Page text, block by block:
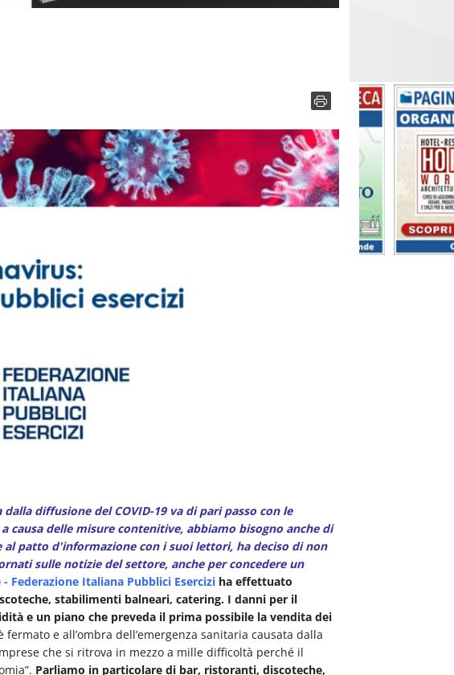
diffusione del COVID-19 va di pari passo con le
delle misure contenitive, abbiamo bisogno anche di
patto d'informazione con i suoi lettori, ha deciso di non
sulle notizie del settore, anche per concedere un
- Federazione Italiana Pubblici Esercizi ha effettuato
stabilimenti balneari, catering. I danni per il
e un piano che preveda il prima possibile la vendita dei
fermato e all’ombra dell’emergenza sanitaria causata dalla
che si ritrova in mezzo a mille difficoltà perché il
Parliamo in particolare di bar, ristoranti, discoteche,